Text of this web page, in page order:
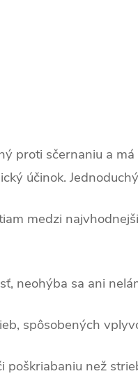
proti sčernaniu a
účinok.
medzi
neohýba sa ani
spôsobených
než